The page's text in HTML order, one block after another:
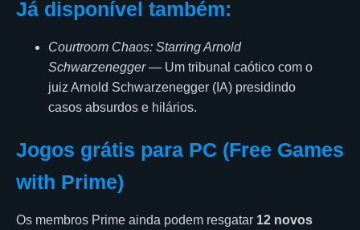
Já disponível também:
Courtroom Chaos: Starring Arnold
Schwarzenegger— Um tribunal caótico com o
juiz Arnold Schwarzenegger (IA) presidindo
casos absurdos e hilários.
Jogos grátis para PC (Free Games
with Prime)
Os membros Prime ainda podem resgatar 12 novos